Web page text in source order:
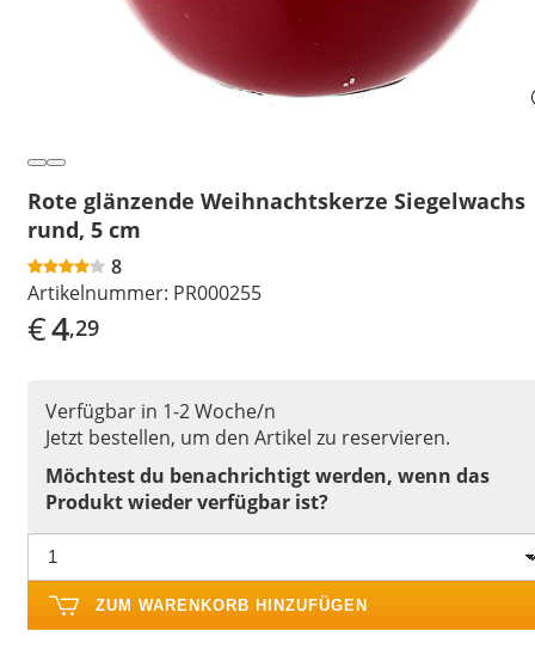
Rote glänzende Weihnachtskerze Siegelwachs
rund, 5 cm
8
Artikelnummer: PR000255
€4,29
Verfügbar in 1-2 Woche/n
Jetzt bestellen, um den Artikel zu reservieren.
Möchtest du benachrichtigt werden, wenn das
Produkt wieder verfügbar ist?
ZUM WARENKORB HINZUFÜGEN